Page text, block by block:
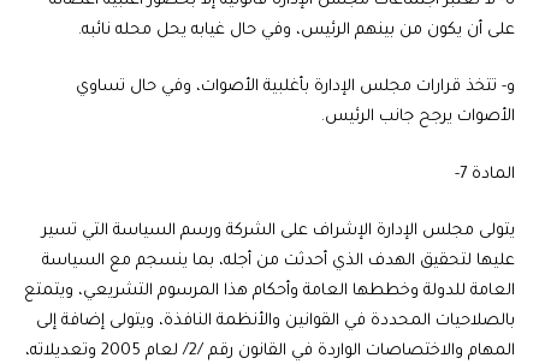
على أن يكون من بينهم الرئيس، وفي حال غيابه يحل محله نائبه.
‌و- تتخذ قرارات مجلس الإدارة بأغلبية الأصوات، وفي حال تساوي
الأصوات يرجح جانب الرئيس.
المادة 7-
يتولى مجلس الإدارة الإشراف على الشركة ورسم السياسة التي تسير
عليها لتحقيق الهدف الذي أحدثت من أجله، بما ينسجم مع السياسة
العامة للدولة وخططها العامة وأحكام هذا المرسوم التشريعي، ويتمتع
بالصلاحيات المحددة في القوانين والأنظمة النافذة، ويتولى إضافة إلى
المهام والاختصاصات الواردة في القانون رقم /2/ لعام 2005 وتعديلاته،